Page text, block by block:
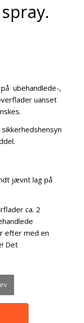
på ubehandlede-,
uanset
jævnt lag på
ca. 2
efter med en
Det